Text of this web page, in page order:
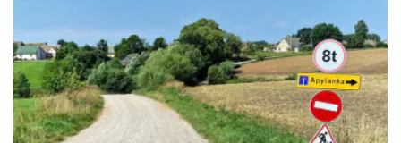
Vienoje vietoje sutelktos skubiosios pagalbos
grandys leis greičiau atlikti tyrimus, operatyviau
nustatyti diagnozę ir nedelsiant pradėti gydymą.
Kritinėse situacijose kiekvienas sutaupytas